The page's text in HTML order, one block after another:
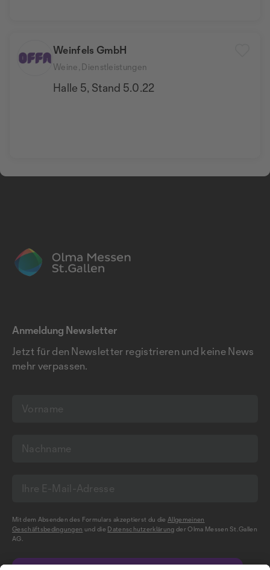
Weinfels GmbH
Weine, Dienstleistungen
Halle 5, Stand 5.0.22
Anmeldung Newsletter
Jetzt für den Newsletter registrieren und keine News
mehr verpassen.
Mit dem Absenden des Formulars akzeptierst du dieAllgemeinen
Geschäftsbedingungen und die Datenschutzerklärung der Olma Messen St.Gallen
AG.